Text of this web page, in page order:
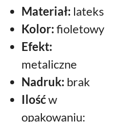
Materiał: lateks
Kolor: fioletowy
Efekt:
metaliczne
Nadruk: brak
Ilośćw
opakowaniu: